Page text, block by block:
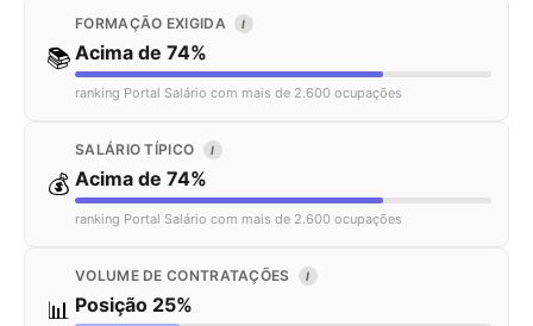
📚
FORMAÇÃO EXIGIDA I
Acima de 74%
ranking Portal Salário com mais de 2.600 ocupações
💰
SALÁRIO TÍPICO I
Acima de 74%
ranking Portal Salário com mais de 2.600 ocupações
📊
VOLUME DE CONTRATAÇÕES I
Posição 25%